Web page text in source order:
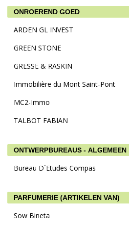
ONROEREND GOED
ARDEN GL INVEST
GREEN STONE
GRESSE & RASKIN
Immobilière du Mont Saint-Pont
MC2-Immo
TALBOT FABIAN
ONTWERPBUREAUS - ALGEMEEN
Bureau D´Etudes Compas
PARFUMERIE (ARTIKELEN VAN)
Sow Bineta